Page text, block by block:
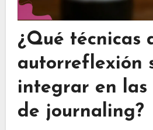
¿Qué técnicas
autorreflexión
integrar en las
de journaling?